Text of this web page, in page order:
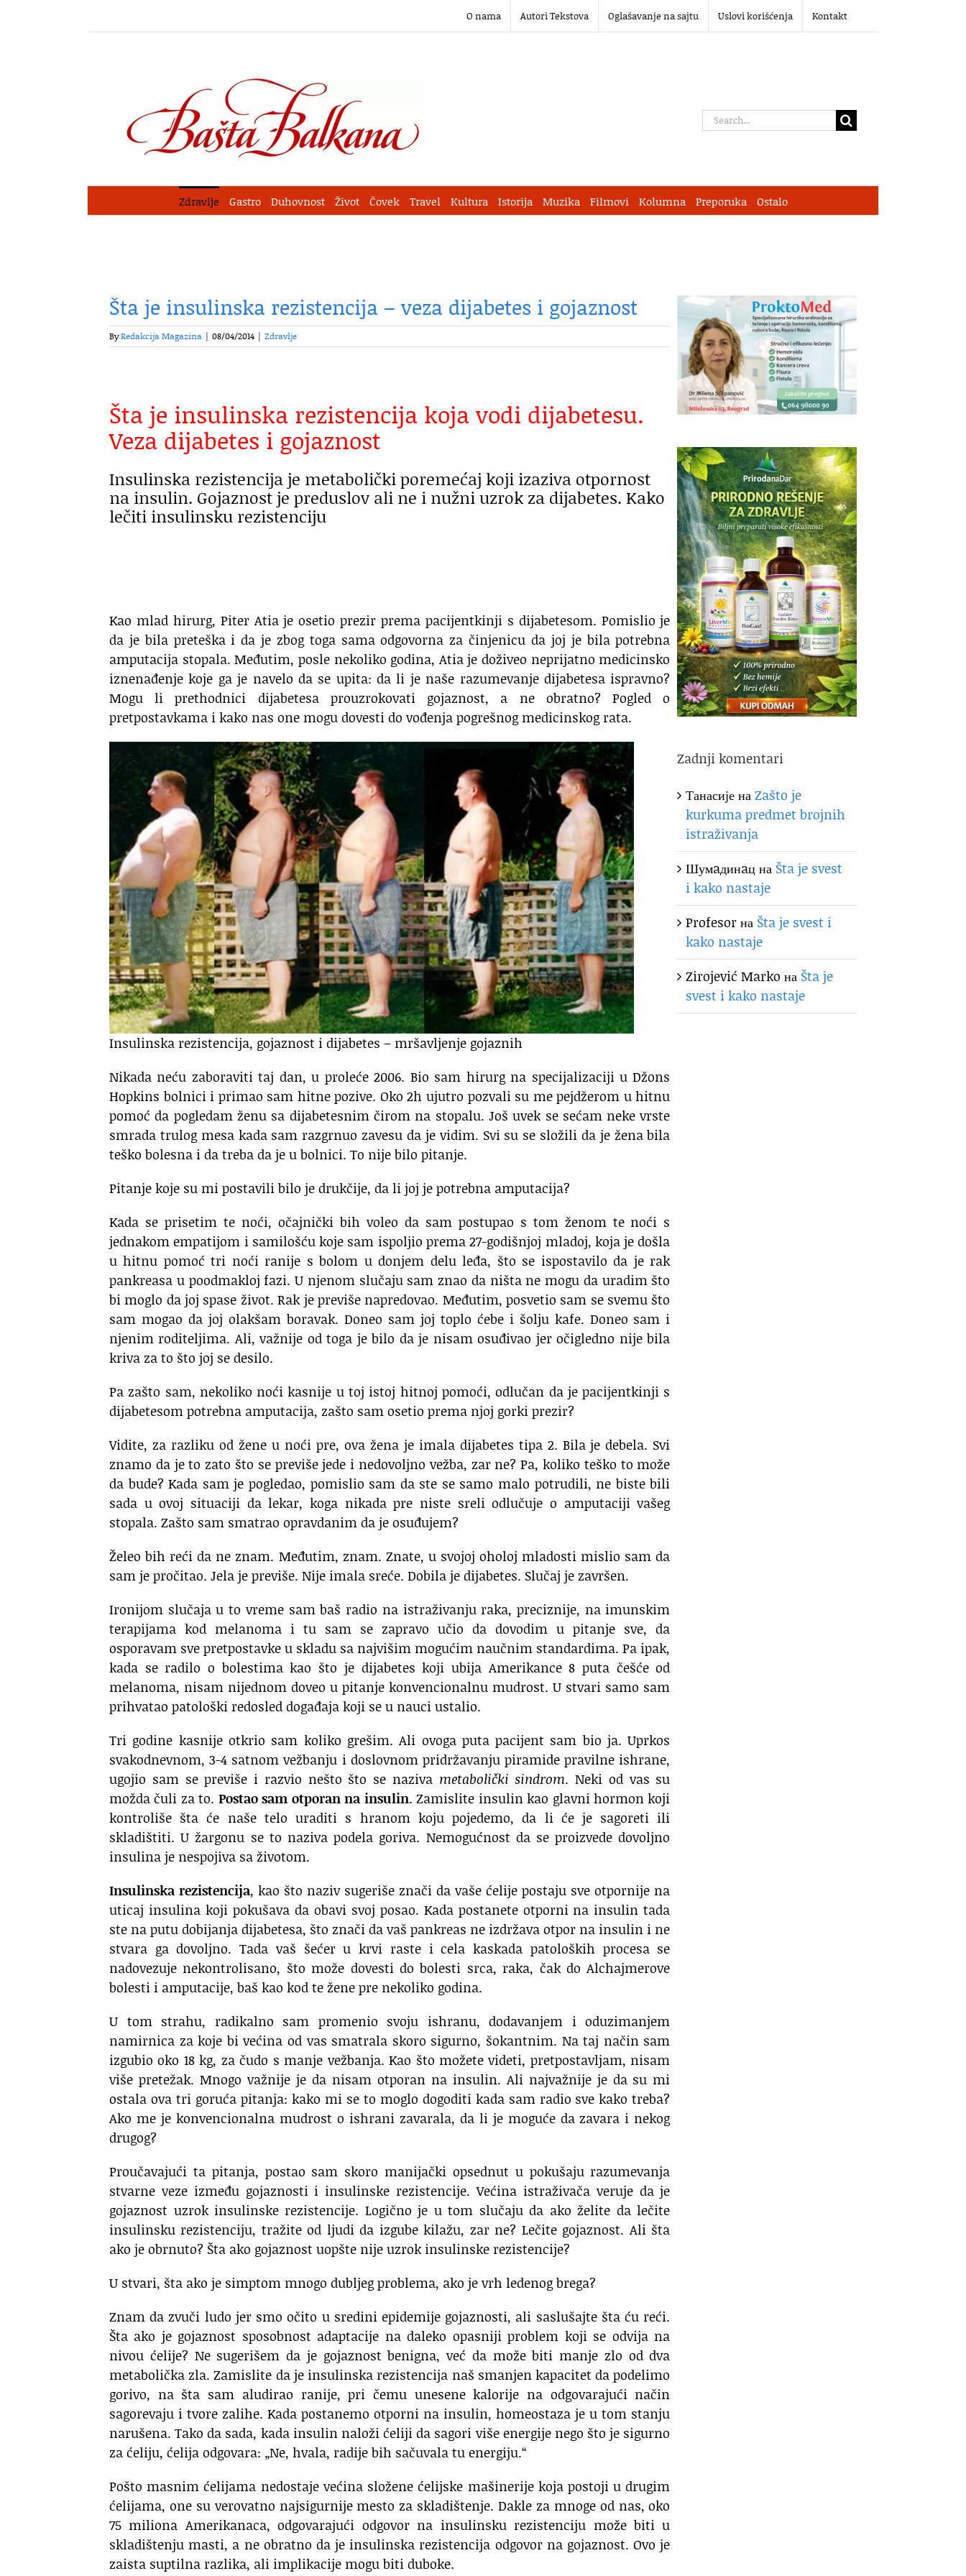
O nama Autori Tekstova Oglašavanje na sajtu Uslovi korišćenja Kontakt
Search
Zdravlje Gastro Duhovnost Život Čovek Travel Kultura Istorija Muzika Filmovi Kolumna Preporuka Ostalo
Šta je insulinska rezistencija – veza dijabetes i gojaznost
ByRedakcija Magazina | 08/04/2014 | Zdravlje
Šta je insulinska rezistencija koja vodi dijabetesu.
Veza dijabetes i gojaznost
Insulinska rezistencija je metabolički poremećaj koji izaziva otpornost
na insulin. Gojaznost je preduslov ali ne i nužni uzrok za dijabetes. Kako
lečiti insulinsku rezistenciju
Kao mlad hirurg, Piter Atia je osetio prezir prema pacijentkinji s dijabetesom. Pomislio je
da je bila preteška i da je zbog toga sama odgovorna za činjenicu da joj je bila potrebna
amputacija stopala. Međutim, posle nekoliko godina, Atia je doživeo neprijatno medicinsko
iznenađenje koje ga je navelo da se upita: da li je naše razumevanje dijabetesa ispravno?
Mogu li prethodnici dijabetesa prouzrokovati gojaznost, a ne obratno? Pogled o
pretpostavkama i kako nas one mogu dovesti do vođenja pogrešnog medicinskog rata.
Insulinska rezistencija, gojaznost i dijabetes – mršavljenje gojaznih
Nikada neću zaboraviti taj dan, u proleće 2006. Bio sam hirurg na specijalizaciji u Džons
Hopkins bolnici i primao sam hitne pozive. Oko 2h ujutro pozvali su me pejdžerom u hitnu
pomoć da pogledam ženu sa dijabetesnim čirom na stopalu. Još uvek se sećam neke vrste
smrada trulog mesa kada sam razgrnuo zavesu da je vidim. Svi su se složili da je žena bila
teško bolesna i da treba da je u bolnici. To nije bilo pitanje.
Pitanje koje su mi postavili bilo je drukčije, da li joj je potrebna amputacija?
Kada se prisetim te noći, očajnički bih voleo da sam postupao s tom ženom te noći s
jednakom empatijom i samilošću koje sam ispoljio prema 27-godišnjoj mladoj, koja je došla
u hitnu pomoć tri noći ranije s bolom u donjem delu leđa, što se ispostavilo da je rak
pankreasa u poodmakloj fazi. U njenom slučaju sam znao da ništa ne mogu da uradim što
bi moglo da joj spase život. Rak je previše napredovao. Međutim, posvetio sam se svemu što
sam mogao da joj olakšam boravak. Doneo sam joj toplo ćebe i šolju kafe. Doneo sam i
njenim roditeljima. Ali, važnije od toga je bilo da je nisam osuđivao jer očigledno nije bila
krivaza to što joj se desilo.
Pa zašto sam, nekoliko noći kasnije u toj istoj hitnoj pomoći, odlučan da je pacijentkinji s
dijabetesom potrebna amputacija, zašto sam osetio prema njoj gorki prezir?
Vidite, za razliku od žene u noći pre, ova žena je imala dijabetes tipa 2. Bila je debela. Svi
znamo da je to zato što se previše jede i nedovoljno vežba, zar ne? Pa, koliko teško to može
da bude? Kada sam je pogledao, pomislio sam da ste se samo malo potrudili, ne biste bili
sada u ovoj situaciji da lekar, koga nikada pre niste sreli odlučuje o amputaciji vašeg
stopala. Zašto sam smatrao opravdanim da je osuđujem?
Želeo bih reći da ne znam. Međutim, znam. Znate, u svojoj oholoj mladosti mislio sam da
sam je pročitao. Jela je previše. Nije imala sreće. Dobila je dijabetes. Slučaj je završen.
Ironijom slučaja u to vreme sam baš radio na istraživanju raka, preciznije, na imunskim
terapijama kod melanoma i tu sam se zapravo učio da dovodim u pitanje sve, da
osporavam sve pretpostavkeu skladu sa najvišim mogućim naučnim standardima. Pa ipak,
kada se radilo o bolestima kao što je dijabetes koji ubija Amerikance 8 puta češće od
melanoma, nisam nijednom doveo u pitanje konvencionalnu mudrost. U stvari samo sam
prihvatao patološki redosled događajakoji se u nauci ustalio.
Tri godine kasnije otkrio sam koliko grešim. Ali ovoga puta pacijent sam bio ja. Uprkos
svakodnevnom, 3-4 satnom vežbanju i doslovnom pridržavanju piramide pravilne ishrane,
ugojio sam se previše i razvio nešto što se naziva metabolički sindrom. Neki od vas su
možda čuli za to. Postao sam otporan na insulin. Zamislite insulin kao glavni hormon koji
kontroliše šta će naše telo uraditi s hranom koju pojedemo, da li će je sagoreti ili
skladištiti. U žargonu se to naziva podela goriva. Nemogućnost da se proizvede dovoljno
insulina je nespojiva sa životom.
Insulinska rezistencija, kao što naziv sugeriše znači da vaše ćelije postaju sve otpornije na
uticaj insulina koji pokušava da obavi svoj posao. Kada postanete otporni na insulin tada
ste na putu dobijanja dijabetesa, što znači da vaš pankreas ne izdržava otpor na insulin i ne
stvara ga dovoljno. Tada vaš šećer u krvi raste i cela kaskada patoloških procesa se
nadovezuje nekontrolisano, što može dovesti do bolesti srca, raka, čak do Alchajmerove
bolesti i amputacije, baš kao kod te žene pre nekoliko godina.
U tom strahu, radikalno sam promenio svoju ishranu, dodavanjem i oduzimanjem
namirnica za koje bi većina od vas smatrala skoro sigurno, šokantnim. Na taj način sam
izgubio oko 18 kg, za čudo s manje vežbanja. Kao što možete videti, pretpostavljam, nisam
više pretežak. Mnogo važnije je da nisam otporan na insulin. Ali najvažnije je da su mi
ostala ova tri goruća pitanja: kako mi se to moglo dogoditi kada sam radio sve kako treba?
Ako me je konvencionalna mudrost o ishrani zavarala, da li je moguće da zavara i nekog
drugog?
Proučavajući ta pitanja, postao sam skoro manijački opsednut u pokušaju razumevanja
stvarne veze između gojaznosti i insulinske rezistencije. Većina istraživača veruje da je
gojaznost uzrok insulinske rezistencije. Logično je u tom slučaju da ako želite da lečite
insulinsku rezistenciju, tražite od ljudi da izgube kilažu, zar ne? Lečite gojaznost. Ali šta
ako je obrnuto? Šta ako gojaznost uopšte nije uzrok insulinske rezistencije?
U stvari, šta ako je simptom mnogo dubljeg problema, ako je vrh ledenog brega?
Znam da zvuči ludo jer smo očito u sredini epidemije gojaznosti, ali saslušajte šta ću reći.
Šta ako je gojaznost sposobnost adaptacije na daleko opasniji problem koji se odvija na
nivou ćelije? Ne sugerišem da je gojaznost benigna, već da može biti manje zlo od dva
metabolička zla. Zamislite da je insulinska rezistencija naš smanjen kapacitet da podelimo
gorivo, na šta sam aludirao ranije, pri čemu unesene kalorije na odgovarajući način
sagorevaju i tvore zalihe. Kada postanemo otporni na insulin, homeostaza je u tom stanju
narušena. Tako da sada, kada insulin naloži ćeliji da sagori više energije nego što je sigurno
za ćeliju, ćelija odgovara: „Ne, hvala, radije bih sačuvala tu energiju.“
Pošto masnim ćelijama nedostaje većina složene ćelijske mašinerije koja postoji u drugim
ćelijama, one su verovatno najsigurnije mesto za skladištenje. Dakle za mnoge od nas, oko
75 miliona Amerikanaca, odgovarajući odgovor na insulinsku rezistenciju može biti u
skladištenju masti, a ne obratno da je insulinska rezistencija odgovor na gojaznost. Ovo je
zaista suptilna razlika, ali implikacije mogu biti duboke.
Zadnji komentari
ТанасијенаZašto je
kurkuma predmet brojnih
istraživanja
Шумaдинaцна Šta je svest
i kako nastaje
Profesorна Šta je svest i
kako nastaje
Zirojević Marko на Šta je
svest i kako nastaje